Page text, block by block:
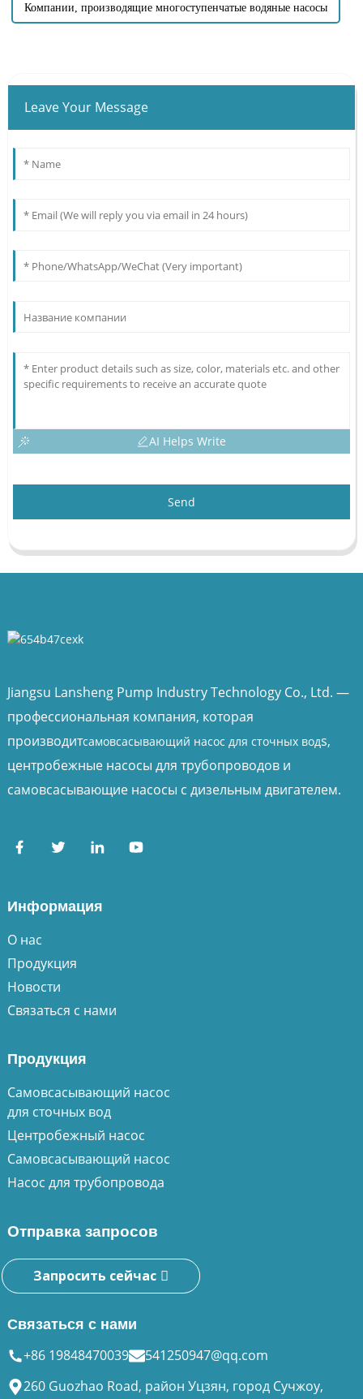
Компании, производящие многоступенчатые водяные насосы
Leave Your Message
AI Helps Write
Send
Jiangsu Lansheng Pump Industry Technology Co., Ltd. —
профессиональная компания, которая
производитсамовсасывающий насос для сточных водs,
центробежные насосы для трубопроводов и
самовсасывающие насосы с дизельным двигателем.
Информация
О нас
Продукция
Новости
Связаться с нами
Продукция
Самовсасывающий насос
для сточных вод
Центробежный насос
Самовсасывающий насос
Насос для трубопровода
Отправка запросов
Запросить сейчас
Связаться с нами
+86 19848470039
541250947@qq.com
260 Guozhao Road, район Уцзян, город Сучжоу,